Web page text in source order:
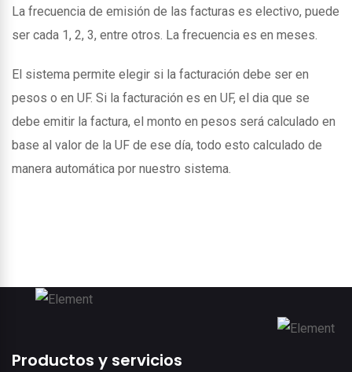
La frecuencia de emisión de las facturas es electivo, puede
ser cada 1, 2, 3, entre otros. La frecuencia es en meses.
El sistema permite elegir si la facturación debe ser en
pesos o en UF. Si la facturación es en UF, el dia que se
debe emitir la factura, el monto en pesos será calculado en
base al valor de la UF de ese día, todo esto calculado de
manera automática por nuestro sistema.
Productos y servicios